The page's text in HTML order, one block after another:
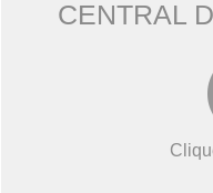
CENTRAL